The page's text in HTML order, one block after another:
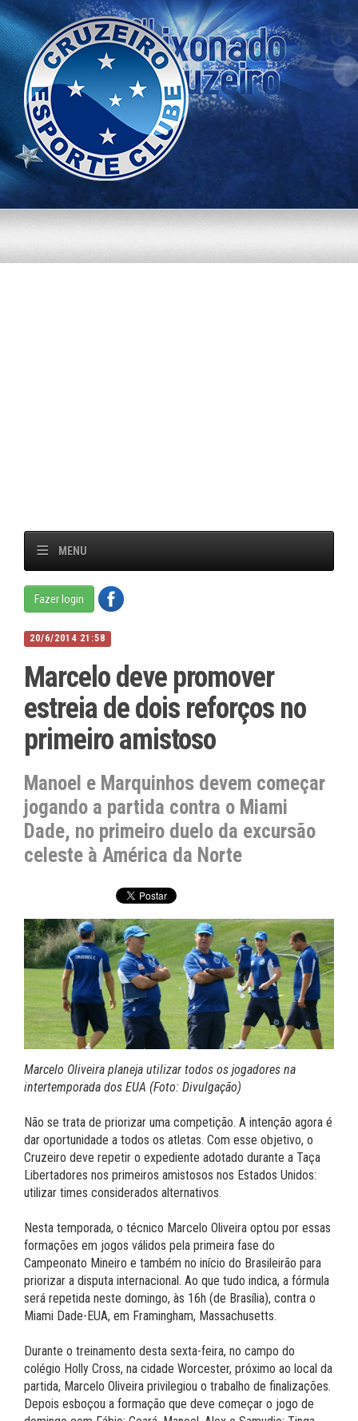
MENU
Fazer login
20/6/2014 21:58
Marcelo deve promover
estreia de dois reforços no
primeiro amistoso
Manoel e Marquinhos devem começar
jogando a partida contra o Miami
Dade, no primeiro duelo da excursão
celeste à América da Norte
Marcelo Oliveira planeja utilizar todos os jogadores na
intertemporada dos EUA (Foto: Divulgação)
Não se trata de priorizar uma competição. A intenção agora é
dar oportunidade a todos os atletas. Com esse objetivo, o
Cruzeiro deve repetir o expediente adotado durante a Taça
Libertadores nos primeiros amistosos nos Estados Unidos:
utilizar times considerados alternativos.
Nesta temporada, o técnico Marcelo Oliveira optou por essas
formações em jogos válidos pela primeira fase do
Campeonato Mineiro e também no início do Brasileirão para
priorizar a disputa internacional. Ao que tudo indica, a fórmula
será repetida neste domingo, às 16h (de Brasília), contra o
Miami Dade-EUA, em Framingham, Massachusetts.
Durante o treinamento desta sexta-feira, no campo do
colégio Holly Cross, na cidade Worcester, próximo ao local da
partida, Marcelo Oliveira privilegiou o trabalho de finalizações.
Depois esboçou a formação que deve começar o jogo de